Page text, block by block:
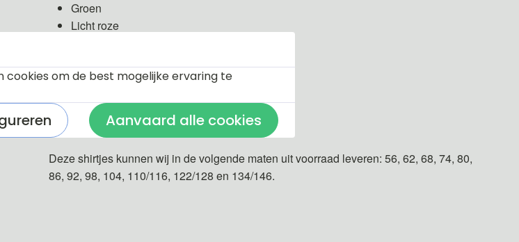
Groen
Licht roze
Donker blauw
De shirtjes zijn van 100% katoen gemaakt.
Deze shirtjes kunnen wij in de volgende maten uit voorraad leveren: 56, 62, 68, 74, 80,
86, 92, 98, 104, 110/116, 122/128 en 134/146.
cookies om de best mogelijke ervaring te
Aanvaard alle cookies